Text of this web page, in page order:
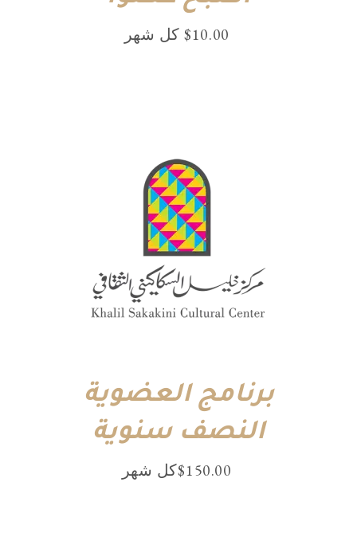
$10.00 ⁩ كل ⁦شهر⁩
برنامج العضوية
النصف سنوية
$150.00 ⁩كل ⁦شهر⁩